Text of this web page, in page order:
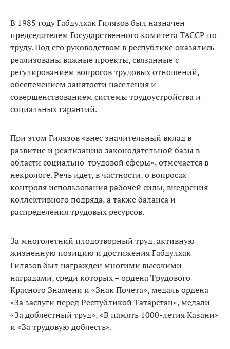
В 1985 году Габдулхак Гилязов был назначен
председателем Государственного комитета ТАССР по
труду. Под его руководством в республике оказались
реализованы важные проекты, связанные с
регулированием вопросов трудовых отношений,
обеспечением занятости населения и
совершенствованием системы трудоустройства и
социальных гарантий.
При этом Гилязов «внес значительный вклад в
развитие и реализацию законодательной базы в
области социально-трудовой сферы», отмечается в
некрологе. Речь идет, в частности, о вопросах
контроля использования рабочей силы, внедрения
коллективного подряда, а также баланса и
распределения трудовых ресурсов.
За многолетний плодотворный труд, активную
жизненную позицию и достижения Габдулхак
Гилязов был награжден многими высокими
наградами, среди которых – ордена Трудового
Красного Знамени и «Знак Почета», медаль ордена
«За заслуги перед Республикой Татарстан», медали
«За доблестный труд», «В память 1000-летия Казани»
и «За трудовую доблесть».